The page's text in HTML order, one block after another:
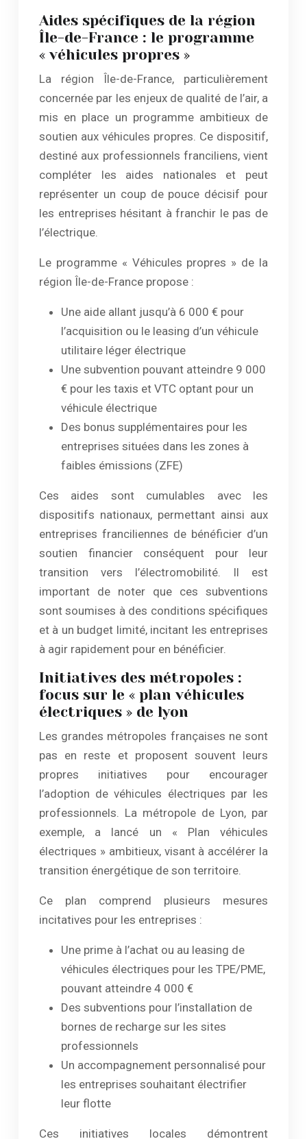
Aides spécifiques de la région
Île-de-France : le programme
« véhicules propres »
La région Île-de-France, particulièrement
concernée par les enjeux de qualité de l’air, a
mis en place un programme ambitieux de
soutien aux véhicules propres. Ce dispositif,
destiné aux professionnels franciliens, vient
compléter les aides nationales et peut
représenter un coup de pouce décisif pour
les entreprises hésitant à franchir le pas de
l’électrique.
Le programme « Véhicules propres » de la
région Île-de-France propose :
Une aide allant jusqu’à 6 000 € pour
l’acquisition ou le leasing d’un véhicule
utilitaire léger électrique
Une subvention pouvant atteindre 9 000
€ pour les taxis et VTC optant pour un
véhicule électrique
Des bonus supplémentaires pour les
entreprises situées dans les zones à
faibles émissions (ZFE)
Ces aides sont cumulables avec les
dispositifs nationaux, permettant ainsi aux
entreprises franciliennes de bénéficier d’un
soutien financier conséquent pour leur
transition vers l’électromobilité. Il est
important de noter que ces subventions
sont soumises à des conditions spécifiques
et à un budget limité, incitant les entreprises
à agir rapidement pour en bénéficier.
Initiatives des métropoles :
focus sur le « plan véhicules
électriques » de lyon
Les grandes métropoles françaises ne sont
pas en reste et proposent souvent leurs
propres initiatives pour encourager
l’adoption de véhicules électriques par les
professionnels. La métropole de Lyon, par
exemple, a lancé un « Plan véhicules
électriques » ambitieux, visant à accélérer la
transition énergétique de son territoire.
Ce plan comprend plusieurs mesures
incitatives pour les entreprises :
Une prime à l’achat ou au leasing de
véhicules électriques pour les TPE/PME,
pouvant atteindre 4 000 €
Des subventions pour l’installation de
bornes de recharge sur les sites
professionnels
Un accompagnement personnalisé pour
les entreprises souhaitant électrifier
leur flotte
Ces initiatives locales démontrent